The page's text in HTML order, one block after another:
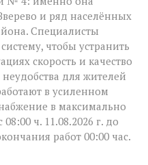
и ряд населённых
Специалисты
чтобы устранить
скорость и качество
для жителей
в усиленном
в максимально
ч. 11.08.2026 г. до
работ 00:00 час.